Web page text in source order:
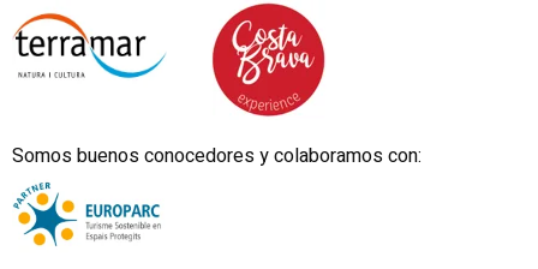
Somos buenos conocedores y colaboramos con: